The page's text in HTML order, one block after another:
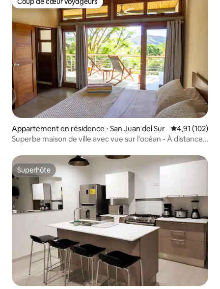
Coup de cœur voyageurs
Appartement en résidence ⋅ San Juan del Sur Évaluation
4,91 (102)
Superbe maison de ville avec vue sur l'océan - À distance
Superhôte
Superhôte